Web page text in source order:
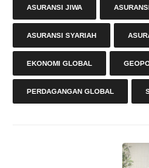
ASURANSI JIWA
ASURANSI SYARIAH
EKONOMI GLOBAL
PERDAGANGAN GLOBAL